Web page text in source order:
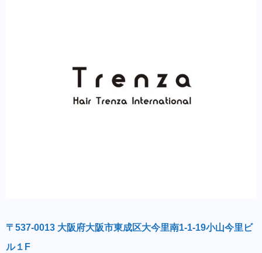
〒537-0013 大阪府大阪市東成区大今里南1-1-19小山今里ビ
ル１F